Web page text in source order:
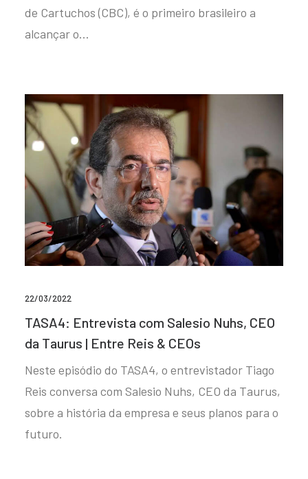
de Cartuchos (CBC), é o primeiro brasileiro a
alcançar o…
22/03/2022
TASA4: Entrevista com Salesio Nuhs, CEO
da Taurus | Entre Reis & CEOs
Neste episódio do TASA4, o entrevistador Tiago
Reis conversa com Salesio Nuhs, CEO da Taurus,
sobre a história da empresa e seus planos para o
futuro.